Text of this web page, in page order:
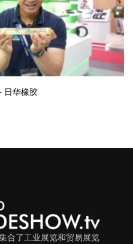
日华橡胶
合了工业展览和贸易展览